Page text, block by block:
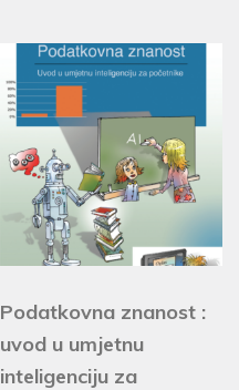
Podatkovna znanost :
uvod u umjetnu
inteligenciju za